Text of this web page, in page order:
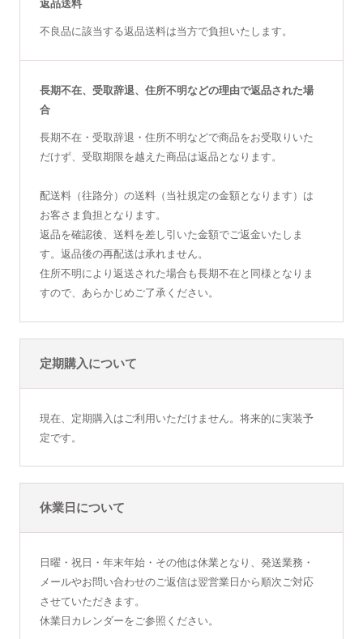
返品送料
不良品に該当する返品送料は当方で負担いたします。
長期不在、受取辞退、住所不明などの理由で返品された場
合
長期不在・受取辞退・住所不明などで商品をお受取りいた
だけず、受取期限を越えた商品は返品となります。
配送料（往路分）の送料（当社規定の金額となります）は
お客さま負担となります。
返品を確認後、送料を差し引いた金額でご返金いたしま
す。返品後の再配送は承れません。
住所不明により返送された場合も長期不在と同様となりま
すので、あらかじめご了承ください。
定期購入について
現在、定期購入はご利用いただけません。将来的に実装予
定です。
休業日について
日曜・祝日・年末年始・その他は休業となり、発送業務・
メールやお問い合わせのご返信は翌営業日から順次ご対応
させていただきます。
休業日カレンダーをご参照ください。